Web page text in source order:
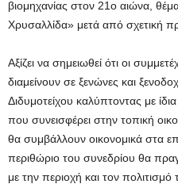
βιομηχανίας στον 21ο αιώνα,
Χρυσαλλίδα» μετά από σχετική
Αξίζει να σημειωθεί ότι οι
διαμείνουν σε ξενώνες και
Διδυμοτείχου καλύπτοντας με
που συνεισφέρει στην τοπική
θα συμβάλλουν οικονομικά στα
περιθώριο του συνεδρίου θα
με την περιοχή και τον πολιτισμό